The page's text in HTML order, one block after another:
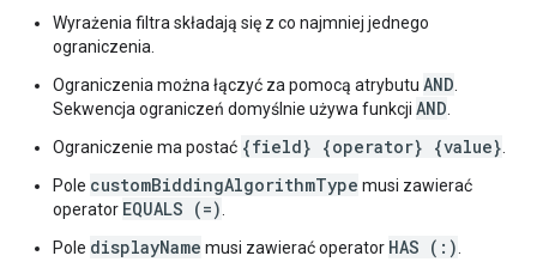
Wyrażenia filtra składają się z co najmniej jednego
ograniczenia.
Ograniczenia można łączyć za pomocą atrybutu AND
Sekwencja ograniczeń domyślnie używa funkcji AND
Ograniczenie ma postać {field} {operator} {value}
Pole customBiddingAlgorithmType musi zawierać
operator EQUALS (=)
Pole displayName musi zawierać operator HAS (:)